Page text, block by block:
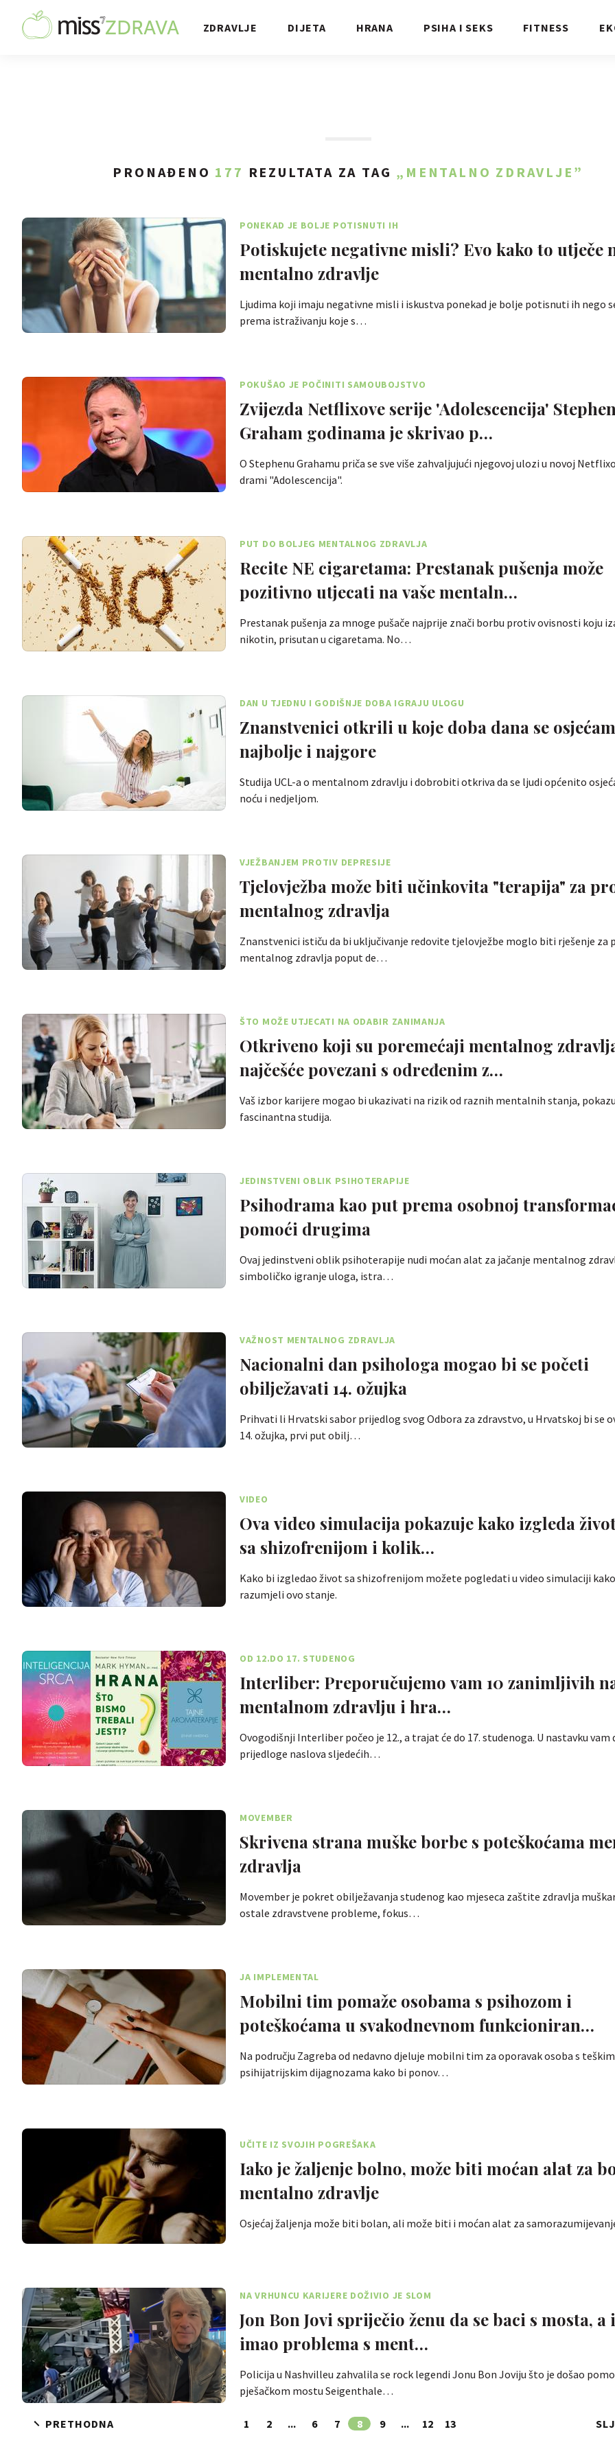
ZDRAVLJE DIJETA HRANA PSIHA I SEKS FITNESS
PRONAĐENO 177 REZULTATA ZA TAG „MENTALNO ZDRAVLJE”
PONEKAD JE BOLJE POTISNUTI IH
Potiskujete negativne misli? Evo kako to utječe
mentalno zdravlje
Ljudima koji imaju negativne misli i iskustva ponekad je bolje potisnuti ih nego
prema istraživanju koje s…
POKUŠAO JE POČINITI SAMOUBOJSTVO
Zvijezda Netflixove serije 'Adolescencija' Stephen
Graham godinama je skrivao p…
O Stephenu Grahamu priča se sve više zahvaljujući njegovoj ulozi u novoj
drami "Adolescencija".
PUT DO BOLJEG MENTALNOG ZDRAVLJA
Recite NE cigaretama: Prestanak pušenja može
pozitivno utjecati na vaše mentaln…
Prestanak pušenja za mnoge pušače najprije znači borbu protiv ovisnosti koju
nikotin, prisutan u cigaretama. No…
DAN U TJEDNU I GODIŠNJE DOBA IGRAJU ULOGU
Znanstvenici otkrili u koje doba dana se
najbolje i najgore
Studija UCL-a o mentalnom zdravlju i dobrobiti otkriva da se ljudi općenito
noću i nedjeljom.
VJEŽBANJEM PROTIV DEPRESIJE
Tjelovježba može biti učinkovita "terapija" za
mentalnog zdravlja
Znanstvenici ističu da bi uključivanje redovite tjelovježbe moglo biti rješenje za
mentalnog zdravlja poput de…
ŠTO MOŽE UTJECATI NA ODABIR ZANIMANJA
Otkriveno koji su poremećaji mentalnog
najčešće povezani s određenim z…
Vaš izbor karijere mogao bi ukazivati ​​na rizik od raznih mentalnih stanja,
fascinantna studija.
JEDINSTVENI OBLIK PSIHOTERAPIJE
Psihodrama kao put prema osobnoj
pomoći drugima
Ovaj jedinstveni oblik psihoterapije nudi moćan alat za jačanje mentalnog
simboličko igranje uloga, istra…
VAŽNOST MENTALNOG ZDRAVLJA
Nacionalni dan psihologa mogao bi se početi
obilježavati 14. ožujka
Prihvati li Hrvatski sabor prijedlog svog Odbora za zdravstvo, u Hrvatskoj bi se
14. ožujka, prvi put obilj…
VIDEO
Ova video simulacija pokazuje kako izgleda
sa shizofrenijom i kolik…
Kako bi izgledao život sa shizofrenijom možete pogledati u video simulaciji
razumjeli ovo stanje.
OD 12.DO 17. STUDENOG
Interliber: Preporučujemo vam 10 zanimljivih
mentalnom zdravlju i hra…
Ovogodišnji Interliber počeo je 12., a trajat će do 17. studenoga. U nastavku vam
prijedloge naslova sljedećih…
MOVEMBER
Skrivena strana muške borbe s poteškoćama
zdravlja
Movember je pokret obilježavanja studenog kao mjeseca zaštite zdravlja
ostale zdravstvene probleme, fokus…
JA IMPLEMENTAL
Mobilni tim pomaže osobama s psihozom i
poteškoćama u svakodnevnom funkcioniran…
Na području Zagreba od nedavno djeluje mobilni tim za oporavak osoba s teškim
psihijatrijskim dijagnozama kako bi ponov…
UČITE IZ SVOJIH POGREŠAKA
Iako je žaljenje bolno, može biti moćan alat za
mentalno zdravlje
Osjećaj žaljenja može biti bolan, ali može biti i moćan alat za
NA VRHUNCU KARIJERE DOŽIVIO JE SLOM
Jon Bon Jovi spriječio ženu da se baci s mosta, a
imao problema s ment…
Policija u Nashvilleu zahvalila se rock legendi Jonu Bon Joviju što je došao
pješačkom mostu Seigenthale…
PRETHODNA 1 2 ... 6 7 8 9 ... 12 13